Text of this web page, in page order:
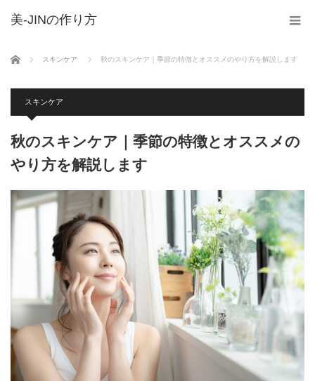
美-JINの作り方
ホーム スキンケア 秋のスキンケア｜季節の特徴とオススメのやり方を解説します
スキンケア
秋のスキンケア｜季節の特徴とオススメの
やり方を解説します